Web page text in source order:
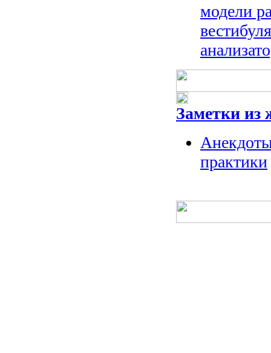
модели
Заметки из
практики